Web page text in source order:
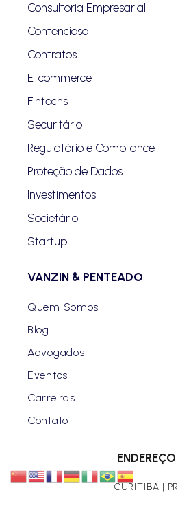
ENDEREÇO
CURITIBA | PR
Consultoria Empresarial
Contencioso
Contratos
E-commerce
Fintechs
Securitário
Regulatório e Compliance
Proteção de Dados
Investimentos
Societário
Startup
VANZIN & PENTEADO
Quem Somos
Blog
Advogados
Eventos
Carreiras
Contato